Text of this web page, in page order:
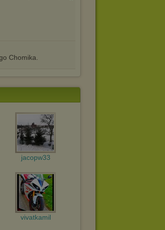
Chomika.
jacopw33
vivatkamil